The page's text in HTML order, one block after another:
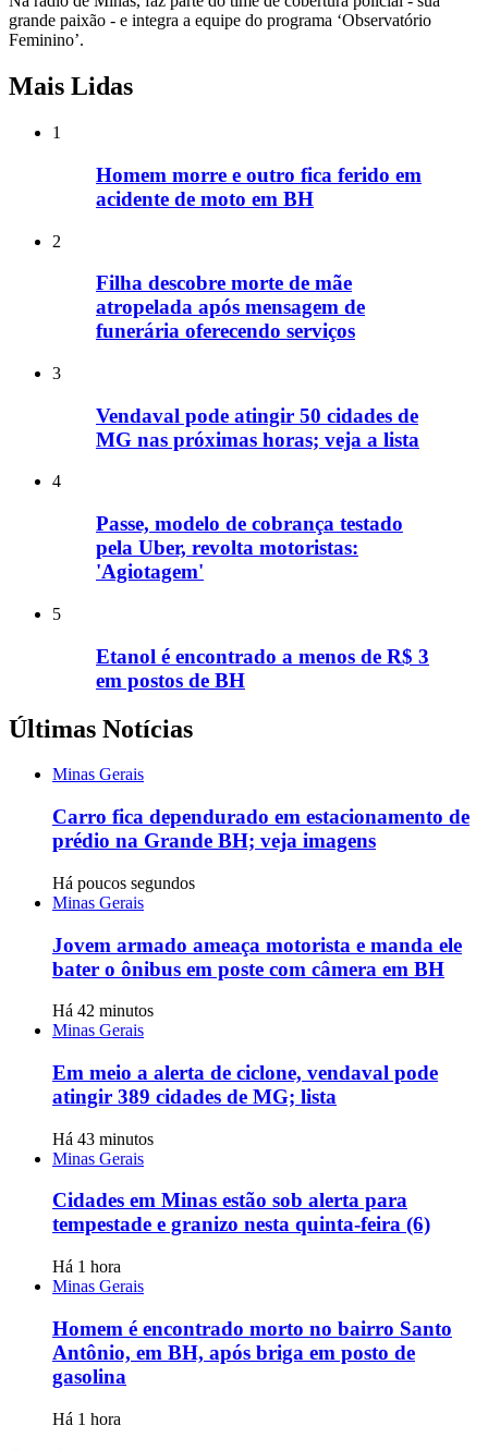
grande paixão - e integra a equipe do programa ‘Observatório
Feminino’.
Mais Lidas
1
Homem morre e outro fica ferido em
acidente de moto em BH
2
Filha descobre morte de mãe
atropelada após mensagem de
funerária oferecendo serviços
3
Vendaval pode atingir 50 cidades de
MG nas próximas horas; veja a lista
4
Passe, modelo de cobrança testado
pela Uber, revolta motoristas:
'Agiotagem'
5
Etanol é encontrado a menos de R$ 3
em postos de BH
Últimas Notícias
Minas Gerais
Carro fica dependurado em estacionamento de
prédio na Grande BH; veja imagens
Há poucos segundos
Minas Gerais
Jovem armado ameaça motorista e manda ele
bater o ônibus em poste com câmera em BH
Há 42 minutos
Minas Gerais
Em meio a alerta de ciclone, vendaval pode
atingir 389 cidades de MG; lista
Há 43 minutos
Minas Gerais
Cidades em Minas estão sob alerta para
tempestade e granizo nesta quinta-feira (6)
Há 1 hora
Minas Gerais
Homem é encontrado morto no bairro Santo
Antônio, em BH, após briga em posto de
gasolina
Há 1 hora